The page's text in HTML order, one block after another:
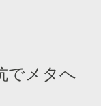
insights/kakusan
でメタへ